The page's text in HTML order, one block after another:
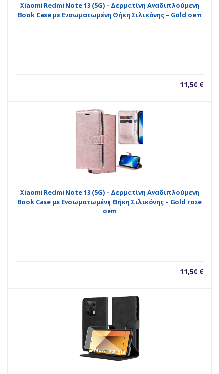
Xiaomi Redmi Note 13 (5G) – Δερματίνη Αναδιπλούμενη
Book Case με Ενσωματωμένη Θήκη Σιλικόνης – Gold oem
11,50 €
Xiaomi Redmi Note 13 (5G) – Δερματίνη Αναδιπλούμενη
Book Case με Ενσωματωμένη Θήκη Σιλικόνης – Gold rose
oem
11,50 €